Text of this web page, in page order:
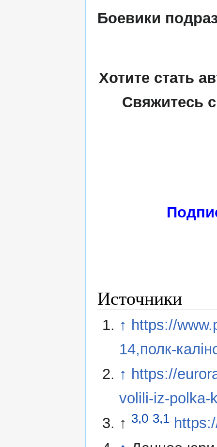
Боевики
Хотите стать
Свяжитесь
Источники
↑ https://
14,полк-
↑ https://
volili-iz-polka-
↑ 3,0 3,1